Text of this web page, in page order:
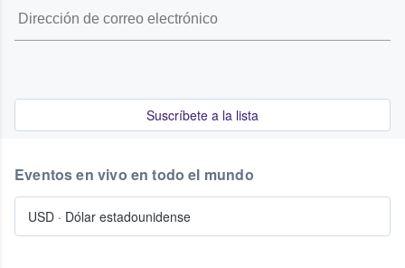
Suscríbete a la lista
Eventos en vivo en todo el mundo
USD · Dólar estadounidense